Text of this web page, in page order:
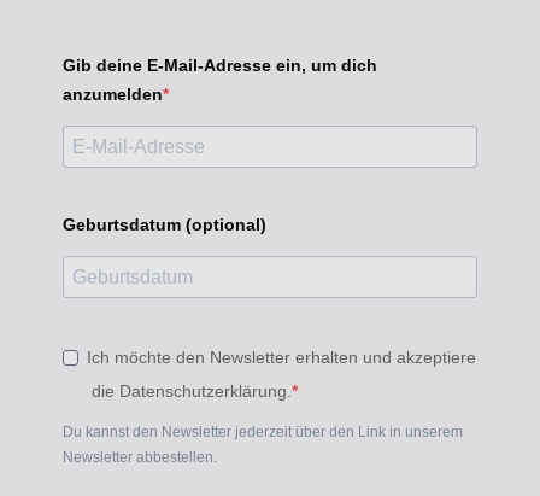
Gib deine E-Mail-Adresse ein, um dich
anzumelden
Geburtsdatum (optional)
Ich möchte den Newsletter erhalten und akzeptiere
die Datenschutzerklärung.
Du kannst den Newsletter jederzeit über den Link in unserem
Newsletter abbestellen.